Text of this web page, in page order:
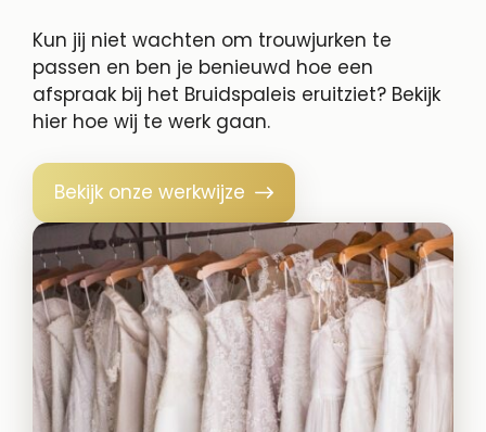
Kun jij niet wachten om trouwjurken te
passen en ben je benieuwd hoe een
afspraak bij het Bruidspaleis eruitziet? Bekijk
hier hoe wij te werk gaan.
Bekijk onze werkwijze